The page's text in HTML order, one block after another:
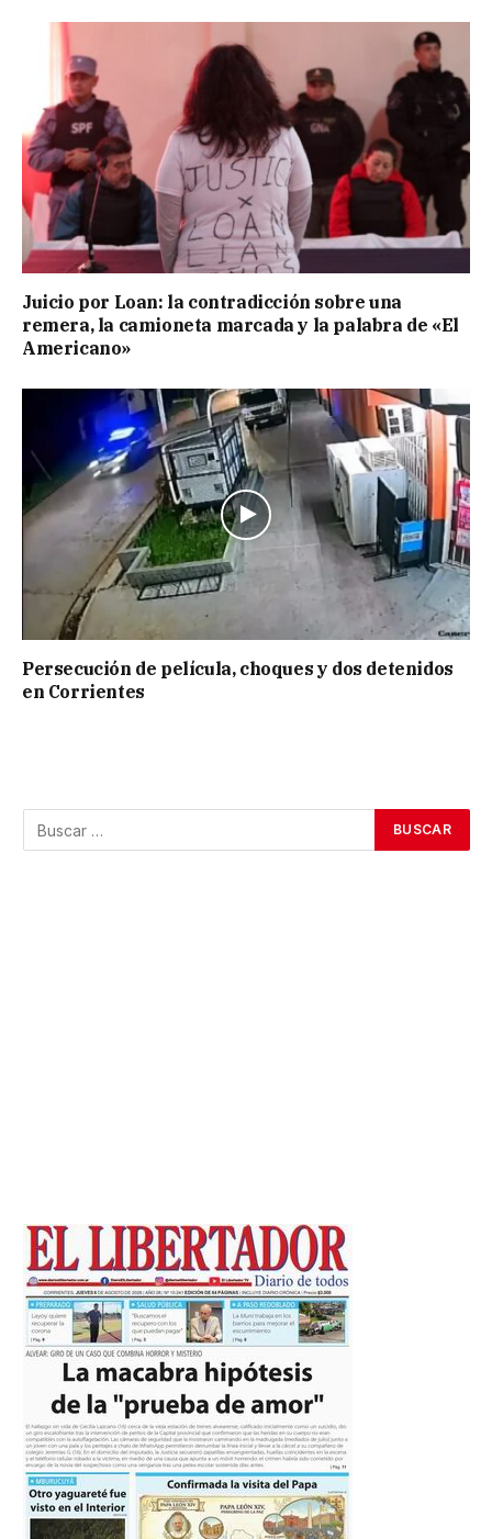
Juicio por Loan: la contradicción sobre una
remera, la camioneta marcada y la palabra de «El
Americano»
Persecución de película, choques y dos detenidos
en Corrientes